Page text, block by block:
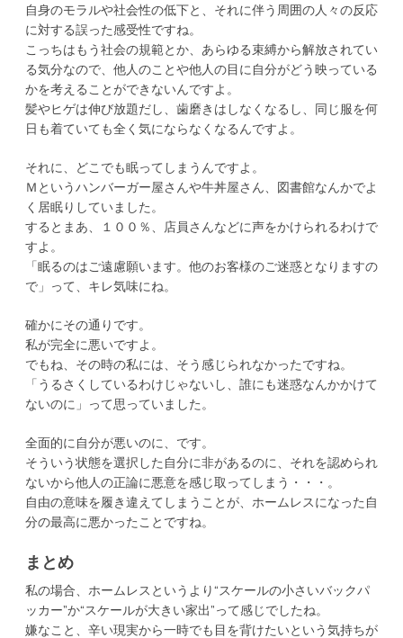
自身のモラルや社会性の低下と、それに伴う周囲の人々の反応
に対する誤った感受性ですね。
こっちはもう社会の規範とか、あらゆる束縛から解放されてい
る気分なので、他人のことや他人の目に自分がどう映っている
かを考えることができないんですよ。
髪やヒゲは伸び放題だし、歯磨きはしなくなるし、同じ服を何
日も着ていても全く気にならなくなるんですよ。
それに、どこでも眠ってしまうんですよ。
Ｍというハンバーガー屋さんや牛丼屋さん、図書館なんかでよ
く居眠りしていました。
するとまあ、１００％、店員さんなどに声をかけられるわけで
すよ。
「眠るのはご遠慮願います。他のお客様のご迷惑となりますの
で」って、キレ気味にね。
確かにその通りです。
私が完全に悪いですよ。
でもね、その時の私には、そう感じられなかったですね。
「うるさくしているわけじゃないし、誰にも迷惑なんかかけて
ないのに」って思っていました。
全面的に自分が悪いのに、です。
そういう状態を選択した自分に非があるのに、それを認められ
ないから他人の正論に悪意を感じ取ってしまう・・・。
自由の意味を履き違えてしまうことが、ホームレスになった自
分の最高に悪かったことですね。
まとめ
私の場合、ホームレスというより“スケールの小さいバックパ
ッカー”か“スケールが大きい家出”って感じでしたね。
嫌なこと、辛い現実から一時でも目を背けたいという気持ちが